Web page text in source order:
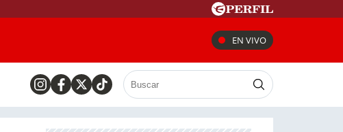
EN VIVO